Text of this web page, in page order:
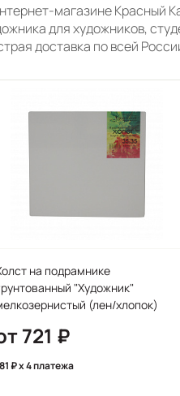
магазине Красный
для художников,
доставка по всей
на подрамнике
"Художник"
(лен/хлопок)
721
x 4 платежа